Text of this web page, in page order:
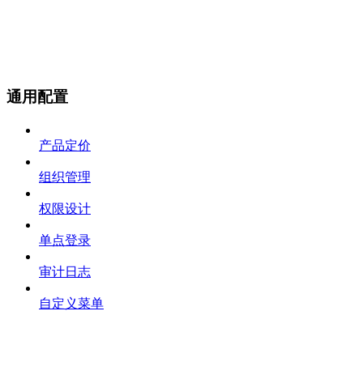
通用配置
产品定价
组织管理
权限设计
单点登录
审计日志
自定义菜单